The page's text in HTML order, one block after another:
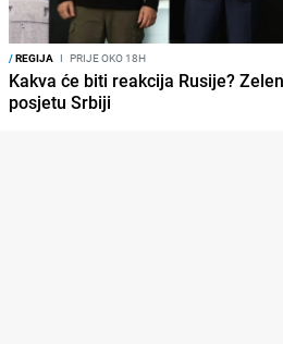
/REGIJA I PRIJE OKO 18H
Kakva će biti reakcija Rusije?
posjetu Srbiji